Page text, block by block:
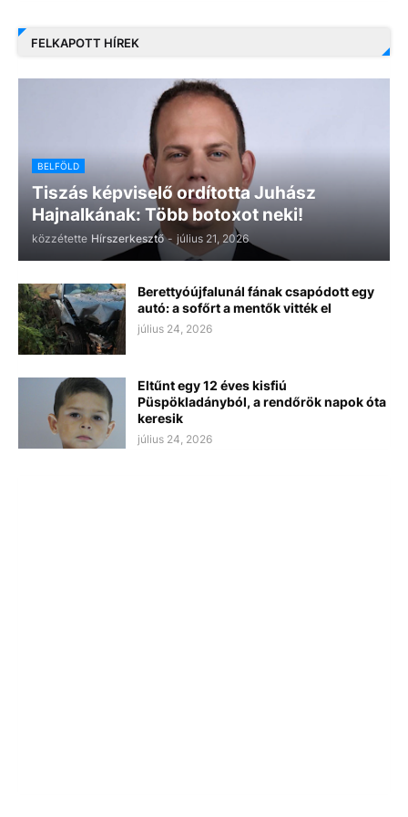
FELKAPOTT HÍREK
BELFÖLD
Tiszás képviselő ordította Juhász
Hajnalkának: Több botoxot neki!
közzétette Hírszerkesztő - július 21, 2026
Berettyóújfalunál fának csapódott egy
autó: a sofőrt a mentők vitték el
július 24, 2026
Eltűnt egy 12 éves kisfiú
Püspökladányból, a rendőrök napok óta
keresik
július 24, 2026